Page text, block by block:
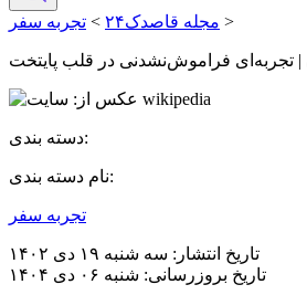
مجله قاصدک۲۴ > تجربه سفر >
| تجربه‌ای فراموش‌نشدنی در قلب پایتخت
دسته بندی:
نام دسته بندی:
تجربه سفر
تاریخ انتشار: سه شنبه ۱۹ دی ۱۴۰۲
تاریخ بروزرسانی: شنبه ۰۶ دی ۱۴۰۴